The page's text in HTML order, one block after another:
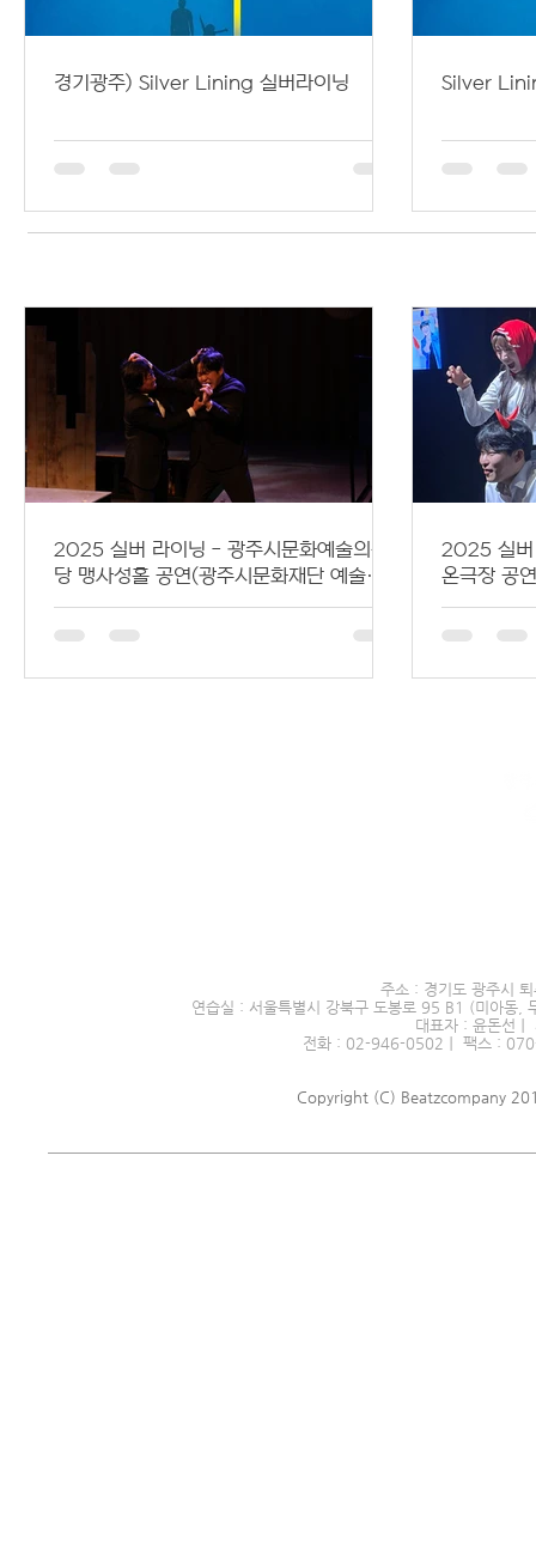
경기광주) Silver Lining 실버라이닝 Silver
2025 실버 라이닝 - 광주시문화예술의전
당 맹사성홀 공연(광주시문화재단 예술지
원사업 GAJA 선정작)
2025 실버
온극장 공
주소 : 경기도 광주시
연습실 : 서울특별시 강북구 도봉로 95 B1 (미아동,
대표자 : 윤돈선
전화 : 02-946-0502｜ 팩스 :
Copyright (C) Beatzcompany